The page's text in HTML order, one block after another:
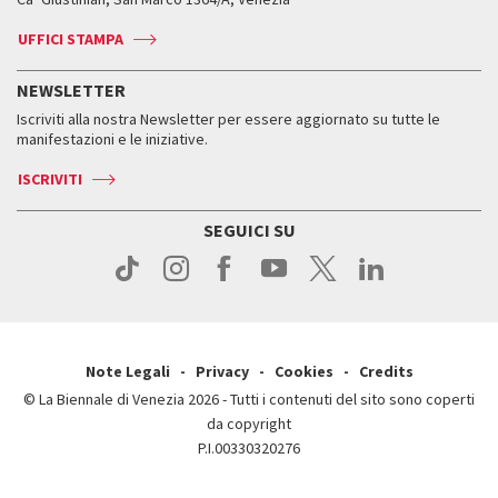
Press
Accrediti
Come raggiungerci
Biglietti
Accrediti
Come raggiungerci
Contatti
Press
Press
Leone d’argento
Edizioni passate
Orari e sedi
Biglietti
Servizi al pubblico
Come raggiungerci
Contatti
ASAC DATI
Storia
Orari e sedi
UFFICI STAMPA
NEWSLETTER
Iscriviti alla nostra Newsletter per essere aggiornato su tutte le
manifestazioni e le iniziative.
ISCRIVITI
SEGUICI SU
Note Legali Privacy Cookies
Credits
© La Biennale di Venezia 2026 - Tutti i contenuti del sito sono coperti
da copyright
P.I.00330320276